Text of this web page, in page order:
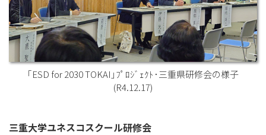
｢ESD for 2030 TOKAI｣ﾌﾟﾛｼﾞｪｸﾄ･三重県研修会の様子
(R4.12.17)
三重大学ユネスコスクール研修会